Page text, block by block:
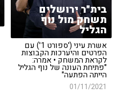
בית"ר ירושלים
תשחק מול נוף
הגליל
אשרת עיני ('ספורט 1') עם
הפרטים והיערכות הקבוצות
לקראת המשחק • אמרה:
"פתיחת העונה של נוף הגליל
הייתה הפתעה"
01/11/2021